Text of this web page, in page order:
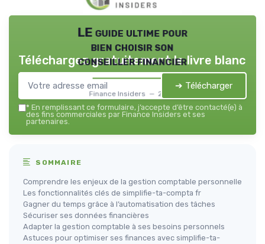
LE guide ultime pour
bien choisir son
conseiller financier
Finance Insiders — 2026
Téléchargez gratuitement le livre blanc
➔ Télécharger
* En remplissant ce formulaire, j’accepte d’être contacté(e) à
des fins commerciales par Finance Insiders et ses
partenaires.
SOMMAIRE
Comprendre les enjeux de la gestion comptable personnelle
Les fonctionnalités clés de simplifie-ta-compta fr
Gagner du temps grâce à l’automatisation des tâches
Sécuriser ses données financières
Adapter la gestion comptable à ses besoins personnels
Astuces pour optimiser ses finances avec simplifie-ta-